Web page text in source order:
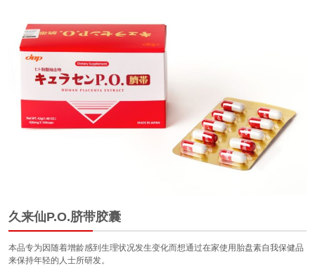
久来仙P.O.脐带胶囊
本品专为因随着增龄感到生理状况发生变化而想通过在家使用胎盘素自我保健品
来保持年轻的人士所研发。